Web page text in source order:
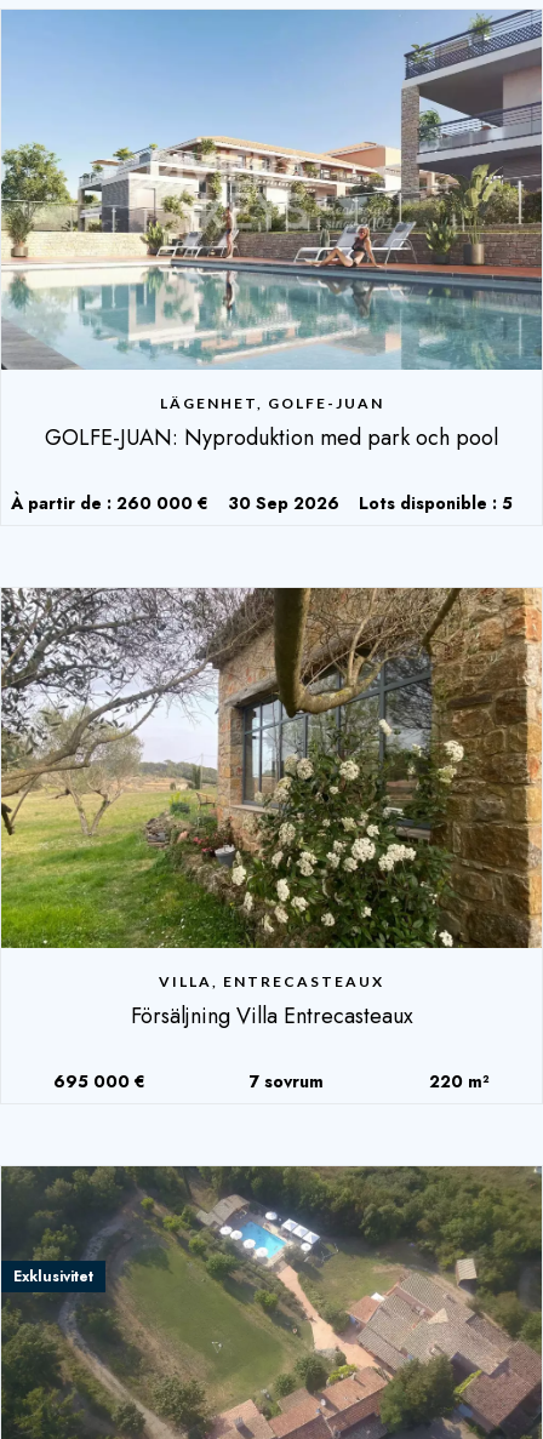
LÄGENHET, GOLFE-JUAN
GOLFE-JUAN: Nyproduktion med park och pool
À partir de : 260 000 € 30 Sep 2026 Lots disponible : 5
VILLA, ENTRECASTEAUX
Försäljning Villa Entrecasteaux
695 000 € 7 sovrum 220 m²
Exklusivitet